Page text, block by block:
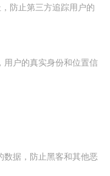
防止第三方追踪用户的
用户的真实身份和位置信
据，防止黑客和其他恶